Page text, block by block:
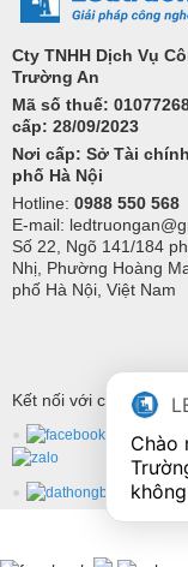
Cty TNHH Dịch Vụ
Trường An
Mã số thuế:
cấp: 28/09/2023
Nơi cấp: Sở Tài
phố Hà Nội
Hotline: 0988 550 568
E-mail:
Số 22, Ngõ 141/184
Nhị, Phường Hoàng
phố Hà Nội, Việt Nam
Kết nối với chúng tôi
Chào